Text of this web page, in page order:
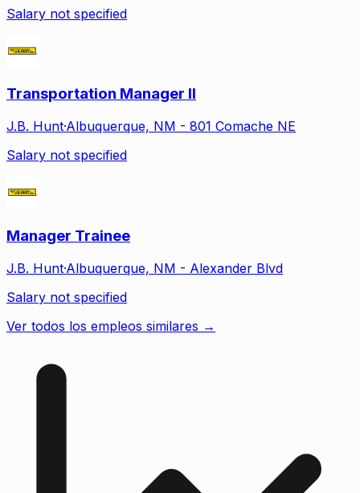
Salary not specified
Transportation Manager II
J.B. Hunt·Albuquerque, NM - 801 Comache NE
Salary not specified
Manager Trainee
J.B. Hunt·Albuquerque, NM - Alexander Blvd
Salary not specified
Ver todos los empleos similares →